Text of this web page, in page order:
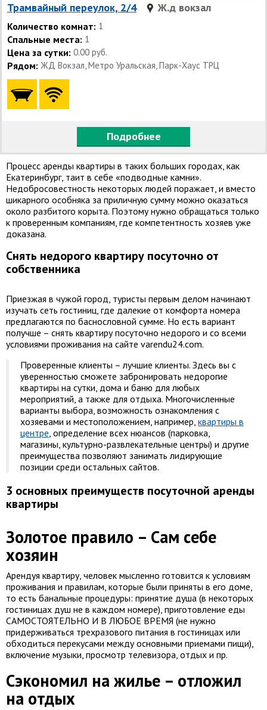
Трамвайный переулок, 2/4 Ж.д вокзал
Количество комнат: 1
Спальные места: 1
Цена за сутки: 0.00 руб.
Рядом: ЖД Вокзал, Метро Уральская, Парк-Хаус ТРЦ
Подробнее
Процесс аренды квартиры в таких больших городах, как
Екатеринбург, таит в себе «подводные камни».
Недобросовестность некоторых людей поражает, и вместо
шикарного особняка за приличную сумму можно оказаться
около разбитого корыта. Поэтому нужно обращаться только
к проверенным компаниям, где компетентность хозяев уже
доказана.
Снять недорого квартиру посуточно от
собственника
Приезжая в чужой город, туристы первым делом начинают
изучать сеть гостиниц, где далекие от комфорта номера
предлагаются по баснословной сумме. Но есть вариант
получше – снять квартиру посуточно недорого и со всеми
условиями проживания на сайте varendu24.com.
Проверенные клиенты – лучшие клиенты. Здесь вы с
уверенностью сможете забронировать недорогие
квартиры на сутки, дома и баню для любых
мероприятий, а также для отдыха. Многочисленные
варианты выбора, возможность ознакомления с
хозяевами и местоположением, например, квартиры в
центре, определение всех нюансов (парковка,
магазины, культурно-развлекательные центры) и другие
преимущества позволяют занимать лидирующие
позиции среди остальных сайтов.
3 основных преимуществ посуточной аренды
квартиры
Золотое правило – Сам себе
хозяин
Арендуя квартиру, человек мысленно готовится к условиям
проживания и правилам, которые были приняты в его доме,
то есть банальные процедуры: принятие душа (в некоторых
гостиницах душ не в каждом номере), приготовление еды
САМОСТОЯТЕЛЬНО И В ЛЮБОЕ ВРЕМЯ (не нужно
придерживаться трехразового питания в гостиницах или
обходиться перекусами между основными приемами пищи),
включение музыки, просмотр телевизора, отдых и пр.
Сэкономил на жилье – отложил
на отдых